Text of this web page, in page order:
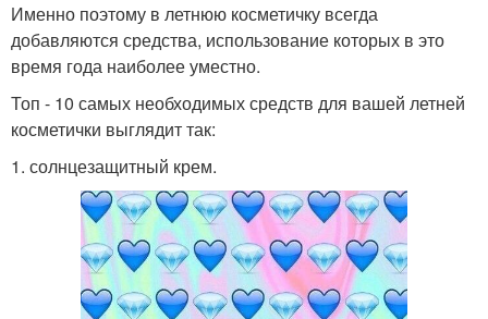
Именно поэтому в летнюю косметичку всегда
добавляются средства, использование которых в это
время года наиболее уместно.
Топ - 10 самых необходимых средств для вашей летней
косметички выглядит так:
1. солнцезащитный крем.